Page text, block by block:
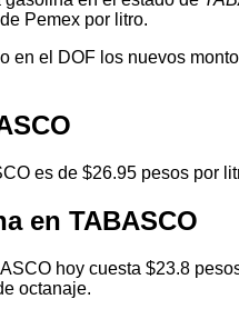
Pemex por litro.
en el DOF los nuevos
es de $26.95 pesos por
en TABASCO
hoy cuesta $23.8
octanaje.